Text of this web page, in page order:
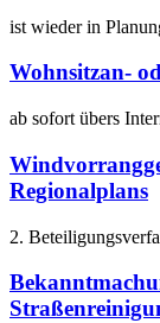
ist wieder in
Wohnsitzan-
ab sofort übers
Regionalplans
2.